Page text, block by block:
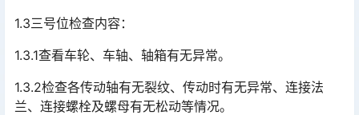
1.3三号位检查内容：
1.3.1查看车轮、车轴、轴箱有无异常。
1.3.2检查各传动轴有无裂纹、传动时有无异常、连接法
兰、连接螺栓及螺母有无松动等情况。